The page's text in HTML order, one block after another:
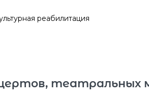
реабилитация
театральных